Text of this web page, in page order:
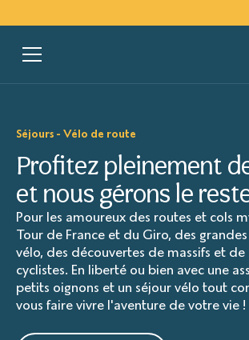
Séjours - Vélo de route
Profitez pleinement
et nous gérons le
Pour les amoureux des routes et cols
Tour de France et du Giro, des
vélo, des découvertes de massifs et de
cyclistes. En liberté ou bien avec une
petits oignons et un séjour vélo tout
vous faire vivre l'aventure de votre vie !